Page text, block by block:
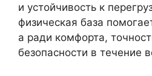
и устойчивость к
физическая база
а ради комфорта,
безопасности в течение